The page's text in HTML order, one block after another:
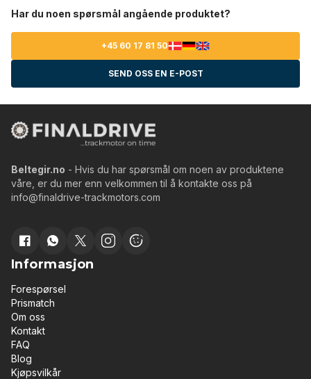
Har du noen spørsmål angående produktet?
+45 60 17 81 50
SEND OSS EN E-POST
Beltegir.no - Hvis du har spørsmål om noen av produktene
våre, er du mer enn velkommen til å kontakte oss på
info@finaldrive-trackmotors.com
Informasjon
Forespørsel
Prismatch
Om oss
Kontakt
FAQ
Blog
Kjøpsvilkår